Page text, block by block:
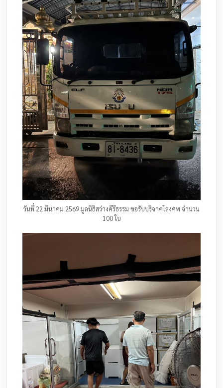
วันที่ 22 มีนาคม 2569 มูลนิธิสว่างคีรีธรรม ขอรับบริจาคโลงศพ จำนวน
100 ใบ